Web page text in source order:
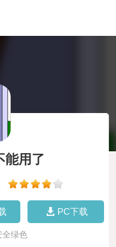
能用了
PC下载
全绿色